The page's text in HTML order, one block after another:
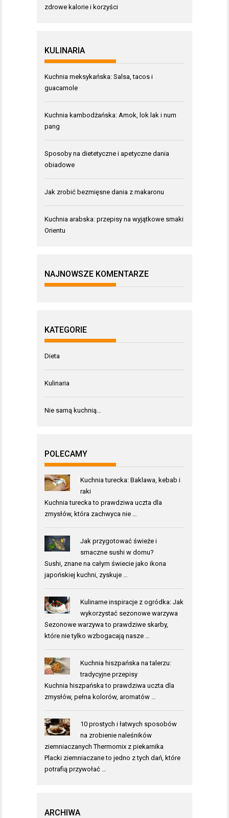
zdrowe kalorie i korzyści
KULINARIA
Kuchnia meksykańska: Salsa, tacos i
guacamole
Kuchnia kambodżańska: Amok, lok lak i num
pang
Sposoby na dietetyczne i apetyczne dania
obiadowe
Jak zrobić bezmięsne dania z makaronu
Kuchnia arabska: przepisy na wyjątkowe smaki
Orientu
NAJNOWSZE KOMENTARZE
KATEGORIE
Dieta
Kulinaria
Nie samą kuchnią…
POLECAMY
Kuchnia turecka: Baklawa, kebab i
raki
Kuchnia turecka to prawdziwa uczta dla
zmysłów, która zachwyca nie …
Jak przygotować świeże i
smaczne sushi w domu?
Sushi, znane na całym świecie jako ikona
japońskiej kuchni, zyskuje …
Kulinarne inspiracje z ogródka: Jak
wykorzystać sezonowe warzywa
Sezonowe warzywa to prawdziwe skarby,
które nie tylko wzbogacają nasze …
Kuchnia hiszpańska na talerzu:
tradycyjne przepisy
Kuchnia hiszpańska to prawdziwa uczta dla
zmysłów, pełna kolorów, aromatów …
10 prostych i łatwych sposobów
na zrobienie naleśników
ziemniaczanych Thermomix z piekarnika
Placki ziemniaczane to jedno z tych dań, które
potrafią przywołać …
ARCHIWA